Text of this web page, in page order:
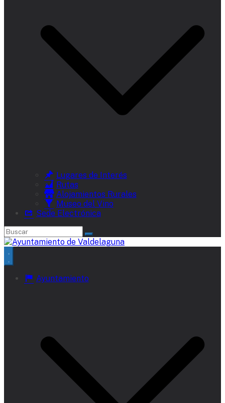
Lugares de Interés
Rutas
Alojamientos Rurales
Museo del Vino
Sede Electrónica
Ayuntamiento